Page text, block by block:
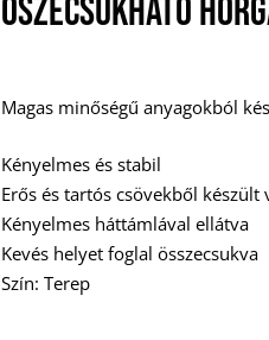
Öszecsukható
Magas minőségű anyagokból
Kényelmes és stabil
Erős és tartós csövekből készült
Kényelmes háttámlával ellátva
Kevés helyet foglal összecsukva
Szín: Terep